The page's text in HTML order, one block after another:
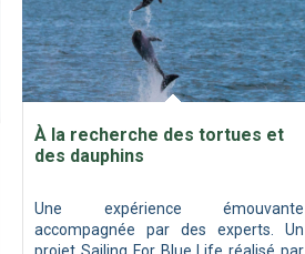
À la recherche des tortues et
des dauphins
Une expérience émouvante
accompagnée par des experts. Un